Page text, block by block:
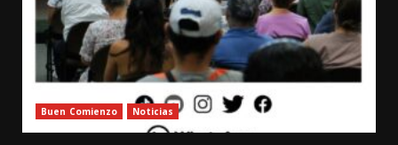
Buen Comienzo Noticias